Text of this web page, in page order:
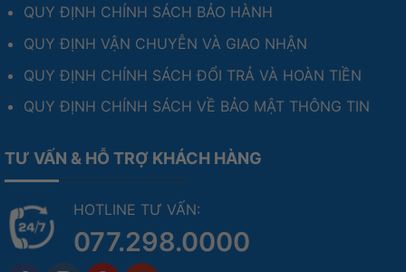
QUY ĐỊNH CHÍNH SÁCH BẢO HÀNH
QUY ĐỊNH VẬN CHUYỄN VÀ GIAO NHẬN
QUY ĐỊNH CHÍNH SÁCH ĐỔI TRẢ VÀ HOÀN TIỀN
QUY ĐỊNH CHÍNH SÁCH VỀ BẢO MẬT THÔNG TIN
TƯ VẤN & HỖ TRỢ KHÁCH HÀNG
HOTLINE TƯ VẤN:
077.298.0000